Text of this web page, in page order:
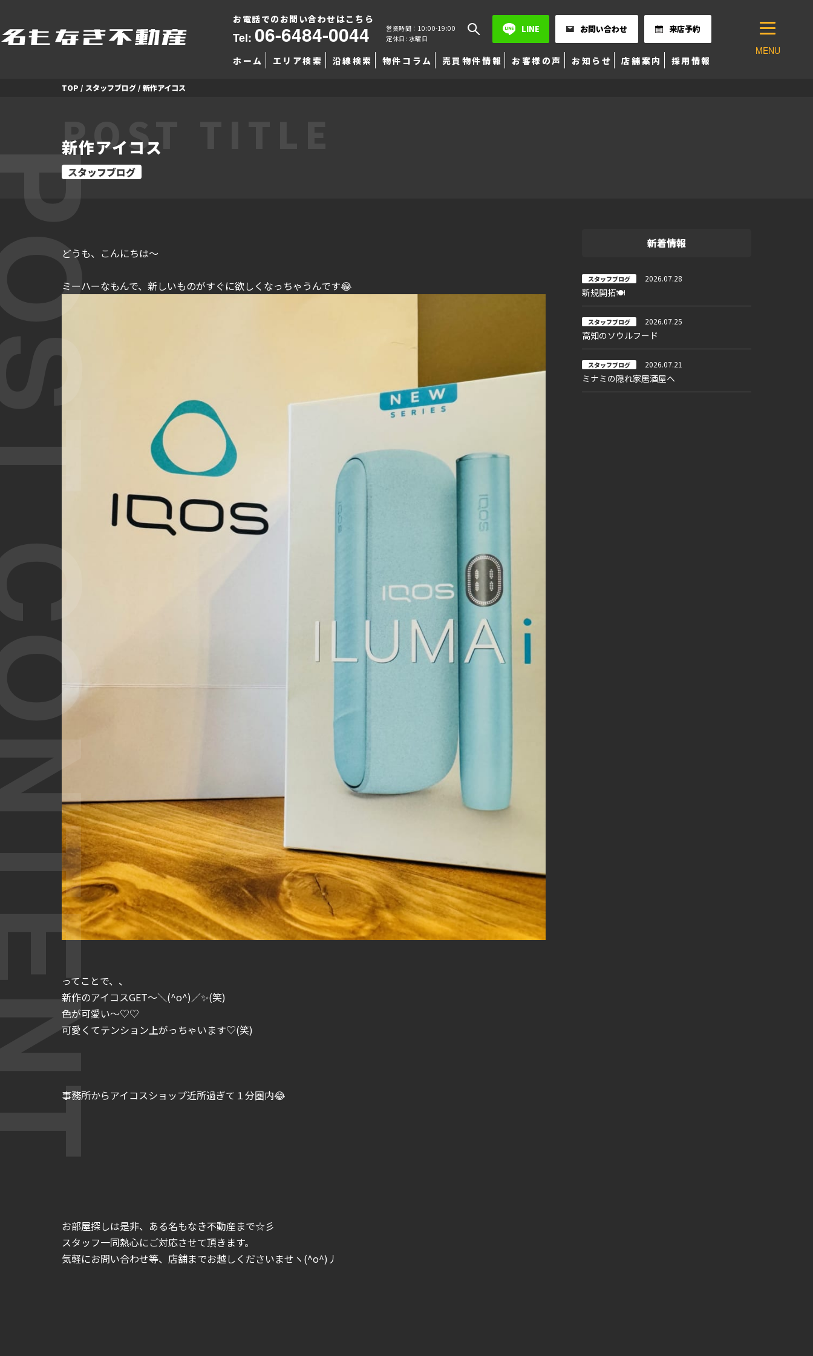
お電話でのお問い合わせはこちら
Tel: 06-6484-0044
営業時間：10:00-19:00
定休日: 水曜日
LINE お問い合わせ 来店予約
ホーム エリア検索 沿線検索 物件コラム 売買物件情報 お客様の声 お知らせ 店舗案内 採用情報
MENU
TOP / スタッフブログ / 新作アイコス
POST TITLE
新作アイコス
スタッフブログ
どうも、こんにちは～
ミーハーなもんで、新しいものがすぐに欲しくなっちゃうんです😂
ってことで、、
新作のアイコスGET～＼(^o^)／✨(笑)
色が可愛い～♡♡
可愛くてテンション上がっちゃいます♡(笑)
事務所からアイコスショップ近所過ぎて１分圏内😂
お部屋探しは是非、ある名もなき不動産まで☆彡
スタッフ一同熱心にご対応させて頂きます。
気軽にお問い合わせ等、店舗までお越しくださいませヽ(^o^)丿
新着情報
スタッフブログ 2026.07.28
新規開拓🍽
スタッフブログ 2026.07.25
高知のソウルフード
スタッフブログ 2026.07.21
ミナミの隠れ家居酒屋へ